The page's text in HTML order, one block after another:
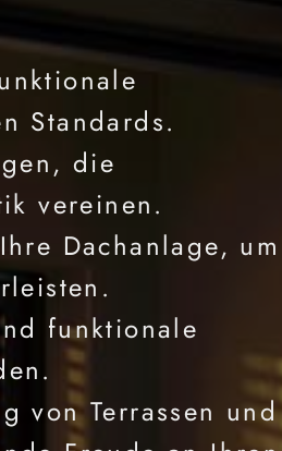
Standards.
die
vereinen.
Dachanlage, um
funktionale
von Terrassen und